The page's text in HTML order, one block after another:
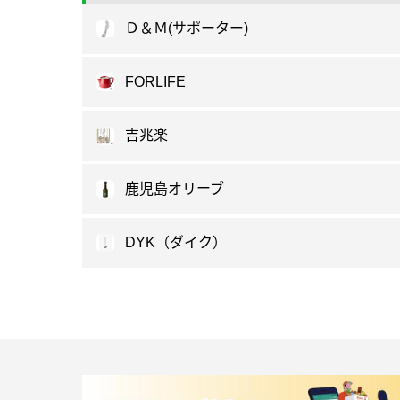
Ｄ＆Ｍ(サポーター)
FORLIFE
吉兆楽
鹿児島オリーブ
DYK（ダイク）